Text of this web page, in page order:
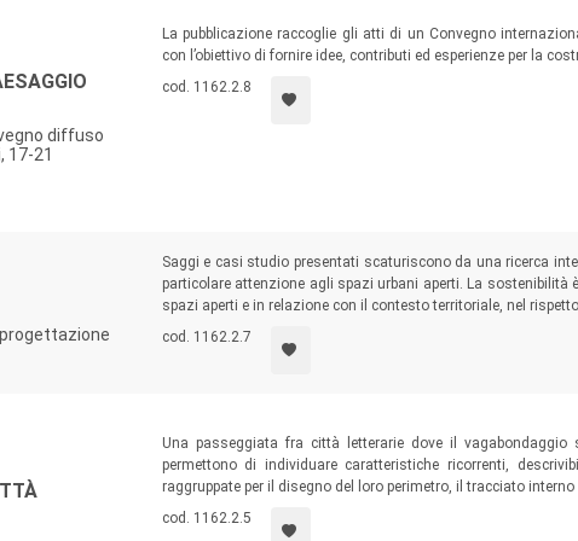
sui
nuovi paesaggicontemporanei riaffermando
marginali o dismesse, agli spazi interstiziali, all’interfaccia
ambientali e infrastrutturali, rappresentano la chiave di lettura,
uno sguardo attento verso lo studio della cura e della difesa
di dissesto che sempre più frequentemente emergono
per l’analisi, il monitoraggio, la valutazione, la progettazione,
analiticamente e propositivamente nel territorio per valorizzare il
e monografie, ha un target più ampio e non
a revisione con garanzia di terzietà (blind peer-review),
diffuso
17-21
La pubblicazione raccoglie gli atti di un Convegno
con l’obiettivo di fornire idee, contributi ed esperienze per la
cod. 1162.2.8
Saggi e casi studio presentati scaturiscono da una ricerca
particolare attenzione agli spazi urbani aperti. La
spazi aperti e in relazione con il contesto territoriale, nel
cod. 1162.2.7
Una passeggiata fra città letterarie dove il vagabondaggio
permettono di individuare caratteristiche ricorrenti,
raggruppate per il disegno del loro perimetro, il tracciato
cod. 1162.2.5